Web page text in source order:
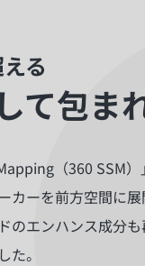
る
て包ま
（360 SSM）
カーを前方空間に
のエンハンス成分
。